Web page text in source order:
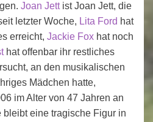
Joan Jettist Joan Jett, die
letzter Woche, Lita Ford hat
erreicht, Jackie Fox hat noch
hat offenbar ihr restliches
an den musikalischen
Mädchen hatte,
im Alter von 47 Jahren an
bleibt eine tragische Figur in